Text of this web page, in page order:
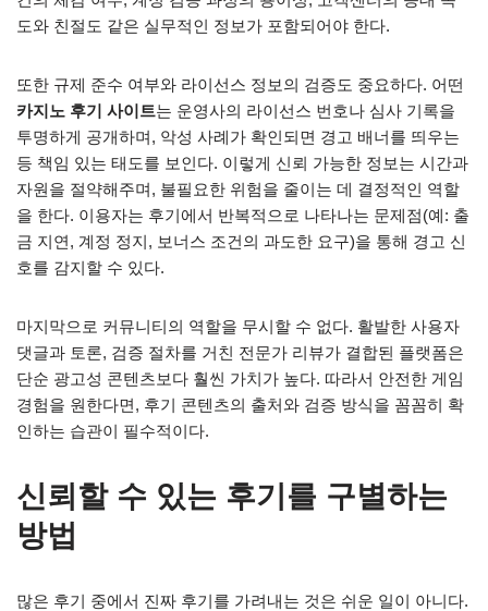
도와 친절도 같은 실무적인 정보가 포함되어야 한다.
또한 규제 준수 여부와 라이선스 정보의 검증도 중요하다. 어떤
카지노 후기 사이트는 운영사의 라이선스 번호나 심사 기록을
투명하게 공개하며, 악성 사례가 확인되면 경고 배너를 띄우는
등 책임 있는 태도를 보인다. 이렇게 신뢰 가능한 정보는 시간과
자원을 절약해주며, 불필요한 위험을 줄이는 데 결정적인 역할
을 한다. 이용자는 후기에서 반복적으로 나타나는 문제점(예: 출
금 지연, 계정 정지, 보너스 조건의 과도한 요구)을 통해 경고 신
호를 감지할 수 있다.
마지막으로 커뮤니티의 역할을 무시할 수 없다. 활발한 사용자
댓글과 토론, 검증 절차를 거친 전문가 리뷰가 결합된 플랫폼은
단순 광고성 콘텐츠보다 훨씬 가치가 높다. 따라서 안전한 게임
경험을 원한다면, 후기 콘텐츠의 출처와 검증 방식을 꼼꼼히 확
인하는 습관이 필수적이다.
신뢰할 수 있는 후기를 구별하는
방법
많은 후기 중에서 진짜 후기를 가려내는 것은 쉬운 일이 아니다.